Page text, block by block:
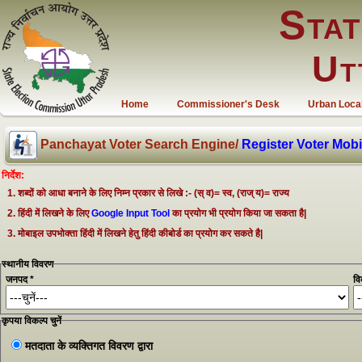
Home Commissioner's Desk Urban
Panchayat Voter Search Engine/Register Voter
निर्देश:
शब्दों को आधा बनाने के लिए निम्न प्रकार से लिखे :- (स् व)= स्व, (राज् य)= राज्य
हिंदी में लिखने के लिएGoogle Input Tool का प्रयोग भी प्रयोग किया जा सकता है|
मोबाइल उपभोक्ता हिंदी में लिखने हेतु हिंदी कीबोर्ड का प्रयोग कर सकते है|
स्थानीय विवरण
जनपद *
कृपया विकल्प चुनें
मतदाता के व्यक्तिगत विवरण द्वारा